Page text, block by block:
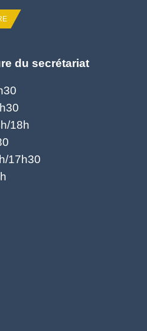
du secrétariat
18h
17h30